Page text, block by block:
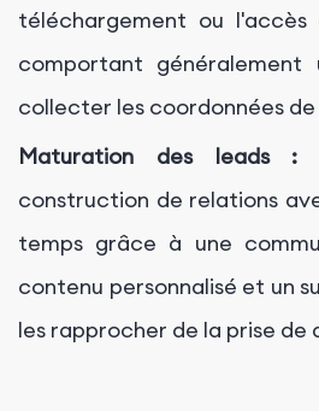
téléchargement ou
comportant généralement
collecter les coordonnées
Maturation des leads :
construction de relations
temps grâce à une
contenu personnalisé et un
les rapprocher de la prise de